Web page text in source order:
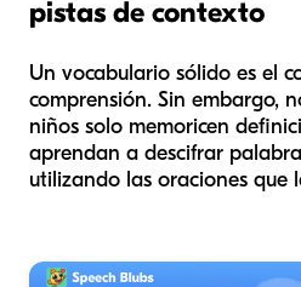
pistas de contexto
Un vocabulario sólido es el
comprensión. Sin embargo,
niños solo memoricen
aprendan a descifrar
utilizando las oraciones que